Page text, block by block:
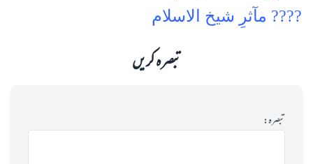
???? مآثرِ شیخ الاسلام
تبصرہ کریں
تبصرہ: